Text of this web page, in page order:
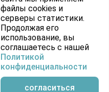
файлы cookies и
серверы статистики.
Продолжая его
использование, вы
соглашаетесь с нашей
Политикой
конфиденциальности
согласиться